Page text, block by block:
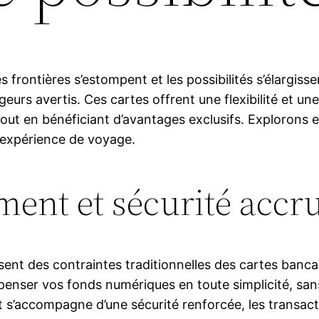
frontières s’estompent et les possibilités
avertis. Ces cartes offrent une flexibilité et
en bénéficiant d’avantages exclusifs. Explorons
de voyage.
et sécurité
des contraintes traditionnelles des cartes
vos fonds numériques en toute simplicité,
d’une sécurité renforcée, les